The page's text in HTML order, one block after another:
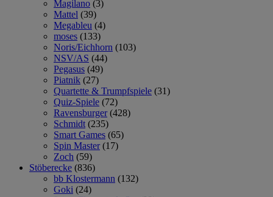
Magilano (3)
Mattel (39)
Megableu (4)
moses (133)
Noris/Eichhorn (103)
NSV/AS (44)
Pegasus (49)
Piatnik (27)
Quartette & Trumpfspiele (31)
Quiz-Spiele (72)
Ravensburger (428)
Schmidt (235)
Smart Games (65)
Spin Master (17)
Zoch (59)
Stöberecke (836)
bb Klostermann (132)
Goki (24)